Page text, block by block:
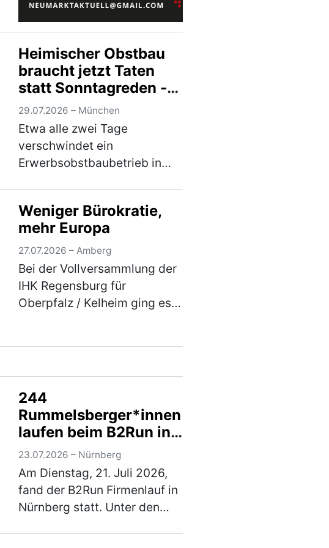
Heimischer Obstbau
braucht jetzt Taten
statt Sonntagreden -
Bayerischer
Bauernverband
unterstützt Brandbrief
der Obstbauern
29.07.2026 – München
Etwa alle zwei Tage
verschwindet ein
Erwerbsobstbaubetrieb in
einem Brandbrief, dem sich
auch der Bayerische
Bauernverband (BBV)
anschließt. Mitunterzei…
(mehr)
Weniger Bürokratie,
mehr Europa
27.07.2026 – Amberg
Bei der Vollversammlung der
IHK Regensburg für
Oberpfalz / Kelheim ging es
Praxisnähe bei der EU-Polit…
(mehr)
244
Rummelsberger*innen
laufen beim B2Run in
Nürnberg mit –
barrierefreie
Umsetzung
ermöglichte
Rollstuhlfahrer*innen
Teilnahme am
23.07.2026 – Nürnberg
Am Dienstag, 21. Juli 2026,
fand der B2Run Firmenlauf in
Nürnberg statt. Unter den